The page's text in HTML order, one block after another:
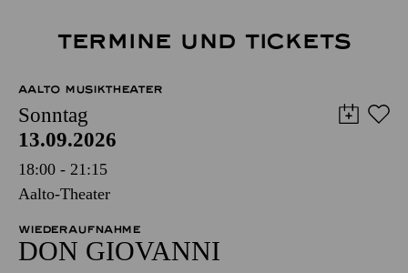
TERMINE UND TICKETS
AALTO MUSIKTHEATER
Sonntag
13.09.2026
18:00 - 21:15
Aalto-Theater
WIEDERAUFNAHME
DON GIO­VANNI